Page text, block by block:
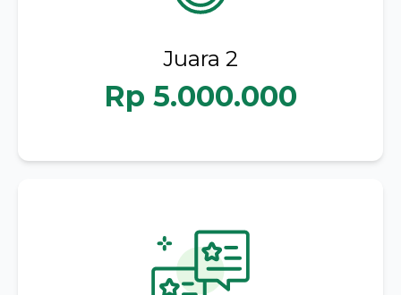
Juara 2
Rp 5.000.000